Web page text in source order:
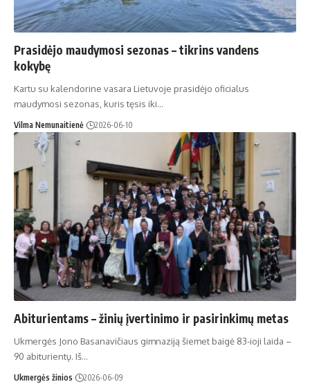
Prasidėjo maudymosi sezonas – tikrins vandens
kokybę
Kartu su kalendorine vasara Lietuvoje prasidėjo oficialus
maudymosi sezonas, kuris tęsis iki…
Vilma Nemunaitienė 2026-06-10
Abiturientams – žinių įvertinimo ir pasirinkimų metas
Ukmergės Jono Basanavičiaus gimnaziją šiemet baigė 83-ioji laida –
90 abiturientų. Iš…
Ukmergės žinios 2026-06-09